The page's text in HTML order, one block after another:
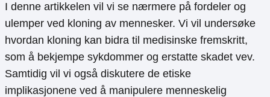
I denne artikkelen vil vi se nærmere på fordeler og
ulemper ved kloning av mennesker. Vi vil undersøke
hvordan kloning kan bidra til medisinske fremskritt,
som å bekjempe sykdommer og erstatte skadet vev.
Samtidig vil vi også diskutere de etiske
implikasjonene ved å manipulere menneskelig